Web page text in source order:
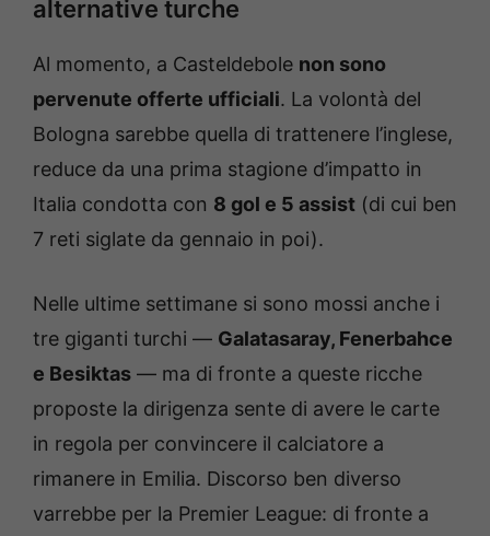
alternative turche
Al momento, a Casteldebole non sono
pervenute offerte ufficiali. La volontà del
Bologna sarebbe quella di trattenere l’inglese,
reduce da una prima stagione d’impatto in
Italia condotta con 8 gol e 5 assist (di cui ben
7 reti siglate da gennaio in poi).
Nelle ultime settimane si sono mossi anche i
tre giganti turchi — Galatasaray, Fenerbahce
e Besiktas — ma di fronte a queste ricche
proposte la dirigenza sente di avere le carte
in regola per convincere il calciatore a
rimanere in Emilia. Discorso ben diverso
varrebbe per la Premier League: di fronte a